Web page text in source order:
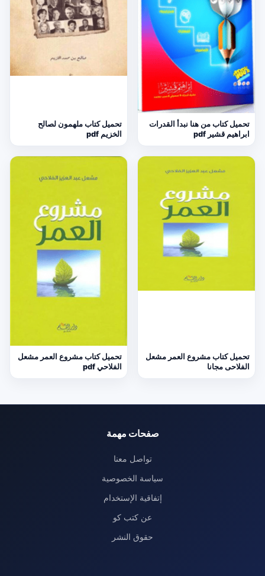
تحميل كتاب من هنا نبدأ القدرات
ابراهيم قشير pdf
تحميل كتاب ملهمون لصالح
الخزيم pdf
تحميل كتاب مشروع العمر مشعل
الفلاحى مجانا
تحميل كتاب مشروع العمر مشعل
الفلاحي pdf
صفحات مهمة
تواصل معنا
سياسة الخصوصية
إتفاقية الإستخدام
عن كتب كو
حقوق النشر